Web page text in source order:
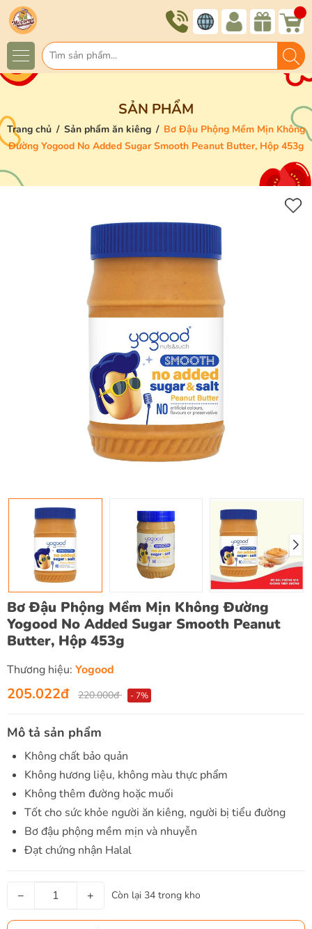
SẢN PHẨM
Trang chủ / Sản phẩm ăn kiêng / Bơ Đậu Phộng Mềm Mịn Không
Đường Yogood No Added Sugar Smooth Peanut Butter, Hộp 453g
Bơ Đậu Phộng Mềm Mịn Không Đường
Yogood No Added Sugar Smooth Peanut
Butter, Hộp 453g
Thương hiệu: Yogood
205.022đ 220.000đ - 7%
Mô tả sản phẩm
Không chất bảo quản
Không hương liệu, không màu thực phẩm
Không thêm đường hoặc muối
Tốt cho sức khỏe người ăn kiêng, người bị tiểu đường
Bơ đậu phộng mềm mịn và nhuyễn
Đạt chứng nhận Halal
− + Còn lại 34 trong kho